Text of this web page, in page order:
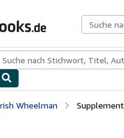
Antiquarische Bücher
Wheelman